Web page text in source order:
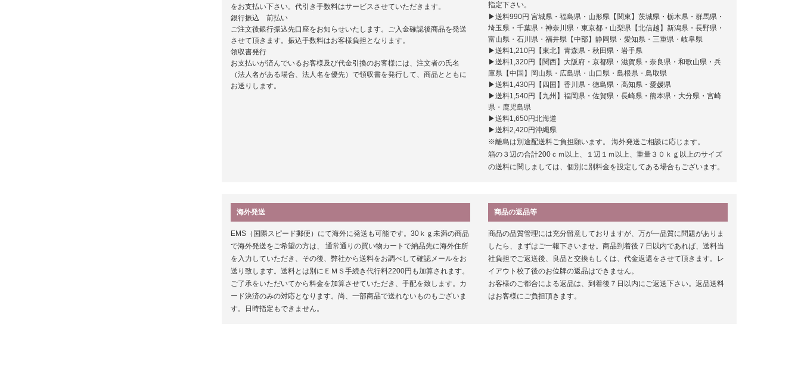
をお支払い下さい。代引き手数料はサービスさせていただきます。
銀行振込 前払い
ご注文後銀行振込先口座をお知らせいたします。ご入金確認後商品を発送
させて頂きます。振込手数料はお客様負担となります。
領収書発行
お支払いが済んでいるお客様及び代金引換のお客様には、注文者の氏名
（法人名がある場合、法人名を優先）で領収書を発行して、商品とともに
お送りします。
指定下さい。
▶送料990円 宮城県・福島県・山形県【関東】茨城県・栃木県・群馬県・
埼玉県・千葉県・神奈川県・東京都・山梨県【北信越】新潟県・長野県・
富山県・石川県・福井県【中部】静岡県・愛知県・三重県・岐阜県
▶送料1,210円【東北】青森県・秋田県・岩手県
▶送料1,320円【関西】大阪府・京都県・滋賀県・奈良県・和歌山県・兵
庫県【中国】岡山県・広島県・山口県・島根県・鳥取県
▶送料1,430円【四国】香川県・徳島県・高知県・愛媛県
▶送料1,540円【九州】福岡県・佐賀県・長崎県・熊本県・大分県・宮崎
県・鹿児島県
▶送料1,650円北海道
▶送料2,420円沖縄県
※離島は別途配送料ご負担願います。 海外発送ご相談に応じます。
箱の３辺の合計200ｃｍ以上、１辺１ｍ以上、重量３０ｋｇ以上のサイズ
の送料に関しましては、個別に別料金を設定してある場合もございます。
海外発送
EMS（国際スピード郵便）にて海外に発送も可能です。30ｋｇ未満の商品
で海外発送をご希望の方は、 通常通りの買い物カートで納品先に海外住所
を入力していただき、その後、弊社から送料をお調べして確認メールをお
送り致します。送料とは別にＥＭＳ手続き代行料2200円も加算されます。
ご了承をいただいてから料金を加算させていただき、手配を致します。カ
ード決済のみの対応となります。尚、一部商品で送れないものもございま
す。日時指定もできません。
商品の返品等
商品の品質管理には充分留意しておりますが、万が一品質に問題がありま
したら、まずはご一報下さいませ。商品到着後７日以内であれば、送料当
社負担でご返送後、良品と交換もしくは、代金返還をさせて頂きます。レ
イアウト校了後のお位牌の返品はできません。
お客様のご都合による返品は、到着後７日以内にご返送下さい。返品送料
はお客様にご負担頂きます。